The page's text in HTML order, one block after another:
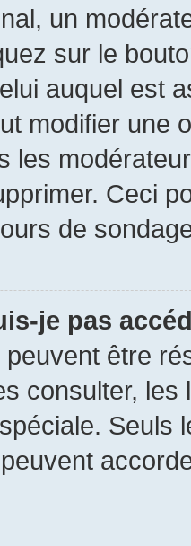
un
sur le
auquel est
modifier une
les
Ceci
de
je pas
être
consulter,
Seuls